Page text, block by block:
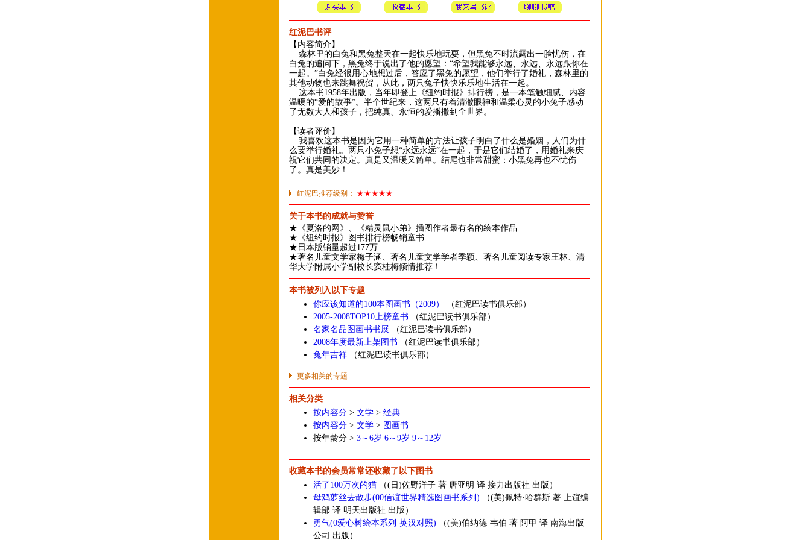
红泥巴书评
【内容简介】
森林里的白兔和黑兔整天在一起快乐地玩耍，但黑兔不时流露出一脸忧伤，在
白兔的追问下，黑兔终于说出了他的愿望：“希望我能够永远、永远、永远跟你在
一起。”白兔经很用心地想过后，答应了黑兔的愿望，他们举行了婚礼，森林里的
其他动物也来跳舞祝贺，从此，两只兔子快快乐乐地生活在一起。
这本书1958年出版，当年即登上《纽约时报》排行榜，是一本笔触细腻、内容
温暖的“爱的故事”。半个世纪来，这两只有着清澈眼神和温柔心灵的小兔子感动
了无数大人和孩子，把纯真、永恒的爱播撒到全世界。
【读者评价】
我喜欢这本书是因为它用一种简单的方法让孩子明白了什么是婚姻，人们为什
么要举行婚礼。两只小兔子想“永远永远”在一起，于是它们结婚了，用婚礼来庆
祝它们共同的决定。真是又温暖又简单。结尾也非常甜蜜：小黑兔再也不忧伤
了。真是美妙！
红泥巴推荐级别： ★★★★★
关于本书的成就与赞誉
★《夏洛的网》、《精灵鼠小弟》插图作者最有名的绘本作品
★《纽约时报》图书排行榜畅销童书
★日本版销量超过177万
★著名儿童文学家梅子涵、著名儿童文学学者季颖、著名儿童阅读专家王林、清
华大学附属小学副校长窦桂梅倾情推荐！
本书被列入以下专题
你应该知道的100本图画书（2009）
（红泥巴读书俱乐部）
2005-2008TOP10上榜童书 （红泥巴读书俱乐部）
名家名品图画书书展 （红泥巴读书俱乐部）
2008年度最新上架图书 （红泥巴读书俱乐部）
兔年吉祥 （红泥巴读书俱乐部）
更多相关的专题
相关分类
按内容分 > 文学 > 经典
按内容分 > 文学 > 图画书
按年龄分 > 3～6岁 6～9岁 9～12岁
收藏本书的会员常常还收藏了以下图书
活了100万次的猫 （(日)佐野洋子 著 唐亚明 译 接力出版社 出版）
母鸡萝丝去散步(00信谊世界精选图画书系列) （(美)佩特·哈群斯 著 上谊编
辑部 译 明天出版社 出版）
勇气(0爱心树绘本系列·英汉对照) （(美)伯纳德·韦伯 著 阿甲 译 南海出版
公司 出版）